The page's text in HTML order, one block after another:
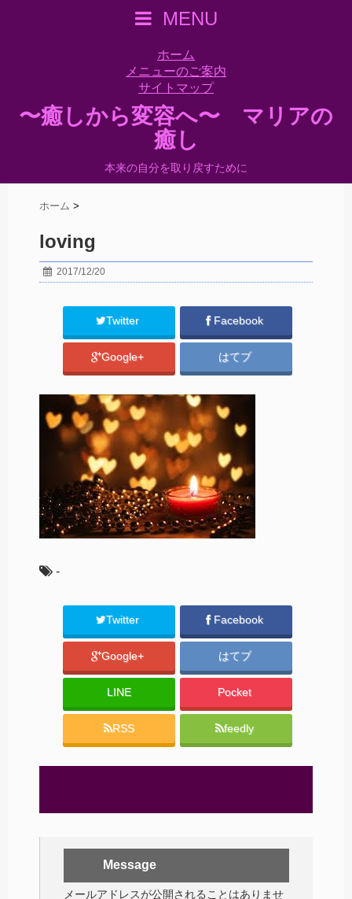
MENU
ホーム
メニューのご案内
サイトマップ
〜癒しから変容へ〜 マリアの
癒し
本来の自分を取り戻すために
ホーム >
loving
2017/12/20
Twitter Facebook
Google+ はてブ
-
Twitter Facebook
Google+ はてブ
LINE Pocket
RSS feedly
Message
メールアドレスが公開されることはありませ